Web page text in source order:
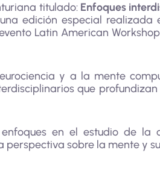
titulado: Enfoques
edición especial realizada
Latin American
y a la mente
que
en el estudio de la
sobre la mente y